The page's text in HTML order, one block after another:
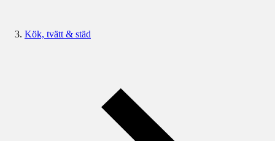
Kök, tvätt & städ